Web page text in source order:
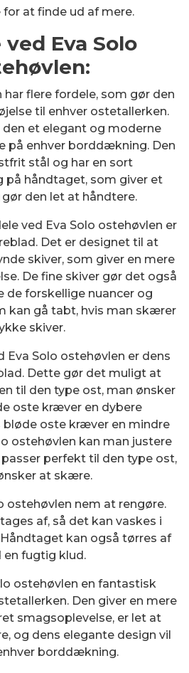
at finde ud af mere.
Eva Solo
har flere fordele, som gør den
til enhver ostetallerken.
et elegant og moderne
på enhver borddækning. Den
stål og har en sort
håndtaget, som giver et
den let at håndtere.
ved Eva Solo ostehøvlen er
Det er designet til at
skiver, som giver en mere
De fine skiver gør det også
de forskellige nuancer og
kan gå tabt, hvis man skærer
skiver.
Eva Solo ostehøvlen er dens
Dette gør det muligt at
til den type ost, man ønsker
oste kræver en dybere
oste kræver en mindre
ostehøvlen kan man justere
perfekt til den type ost,
at skære.
ostehøvlen nem at rengøre.
af, så det kan vaskes i
kan også tørres af
en fugtig klud.
ostehøvlen en fantastisk
Den giver en mere
smagsoplevelse, er let at
og dens elegante design vil
borddækning.